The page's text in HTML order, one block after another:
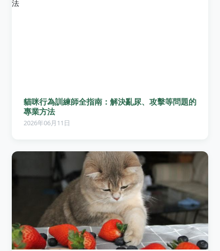
貓咪行為訓練師全指南：解決亂尿、攻擊等問題的
專業方法
2026年06月11日